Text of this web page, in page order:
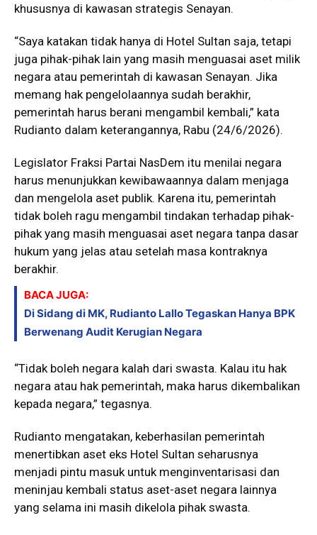
khususnya di kawasan strategis Senayan.
“Saya katakan tidak hanya di Hotel Sultan saja, tetapi
juga pihak-pihak lain yang masih menguasai aset milik
negara atau pemerintah di kawasan Senayan. Jika
memang hak pengelolaannya sudah berakhir,
pemerintah harus berani mengambil kembali,” kata
Rudianto dalam keterangannya, Rabu (24/6/2026).
Legislator Fraksi Partai NasDem itu menilai negara
harus menunjukkan kewibawaannya dalam menjaga
dan mengelola aset publik. Karena itu, pemerintah
tidak boleh ragu mengambil tindakan terhadap pihak-
pihak yang masih menguasai aset negara tanpa dasar
hukum yang jelas atau setelah masa kontraknya
berakhir.
BACA JUGA:
Di Sidang di MK, Rudianto Lallo Tegaskan Hanya BPK
Berwenang Audit Kerugian Negara
“Tidak boleh negara kalah dari swasta. Kalau itu hak
negara atau hak pemerintah, maka harus dikembalikan
kepada negara,” tegasnya.
Rudianto mengatakan, keberhasilan pemerintah
menertibkan aset eks Hotel Sultan seharusnya
menjadi pintu masuk untuk menginventarisasi dan
meninjau kembali status aset-aset negara lainnya
yang selama ini masih dikelola pihak swasta.